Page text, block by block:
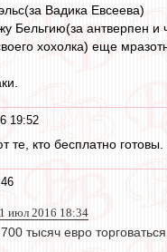
Вадика Евсеева)
Бельгию(за антверпен и
хохолка) еще
19:52
те, кто бесплатно
июл 2016 18:34
тысяч евро